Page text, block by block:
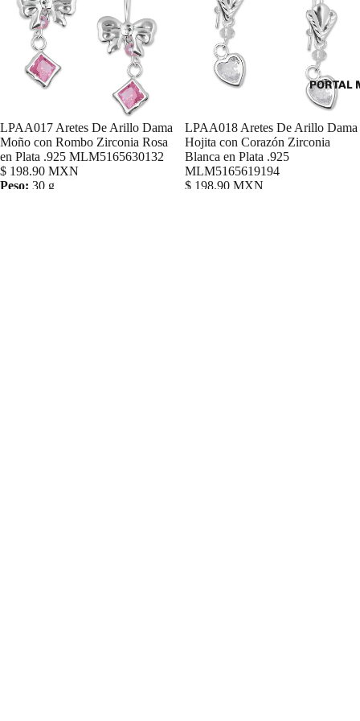
PORTAL
Agregar
LPAA017 Aretes De Arillo Dama
Moño con Rombo Zirconia Rosa
en Plata .925 MLM5165630132
$ 198.90 MXN
Peso: 30 g
LPAA018 Aretes De Arillo Dama
Hojita con Corazón Zirconia
Blanca en Plata .925
MLM5165619194
$ 198.90 MXN